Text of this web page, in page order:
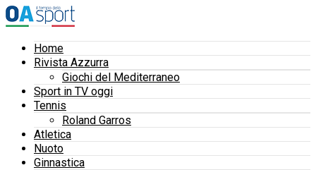
Home
Rivista Azzurra
Giochi del Mediterraneo
Sport in TV oggi
Tennis
Roland Garros
Atletica
Nuoto
Ginnastica